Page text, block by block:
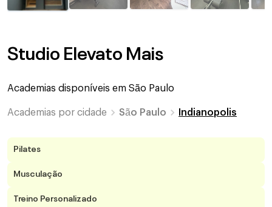
Studio Elevato Mais
Academias disponíveis em São Paulo
Academias por cidade São Paulo Indianopolis
Pilates
Musculação
Treino Personalizado